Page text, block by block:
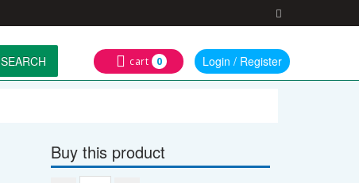
SEARCH cart 0 Login / Register
Buy this product